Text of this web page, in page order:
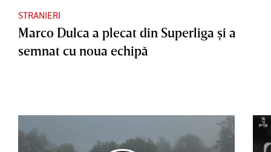
STRANIERI
Marco Dulca a plecat din Superliga şi a
semnat cu noua echipă